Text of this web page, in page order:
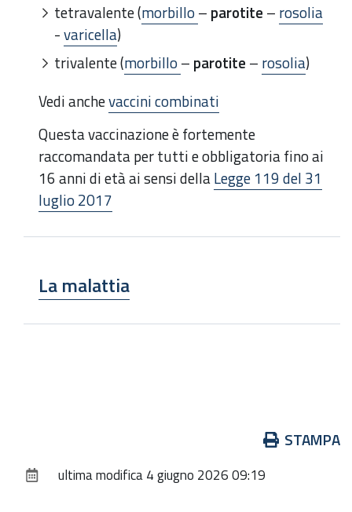
tetravalente (morbillo– parotite – rosolia
-varicella)
trivalente (morbillo– parotite – rosolia)
Vedi anchevaccini combinati
Questa vaccinazione è fortemente
raccomandata per tutti e obbligatoria fino ai
16 anni di età ai sensi dellaLegge 119 del 31
luglio 2017
La malattia
documento
STAMPA
ultima modifica4 giugno 2026 09:19